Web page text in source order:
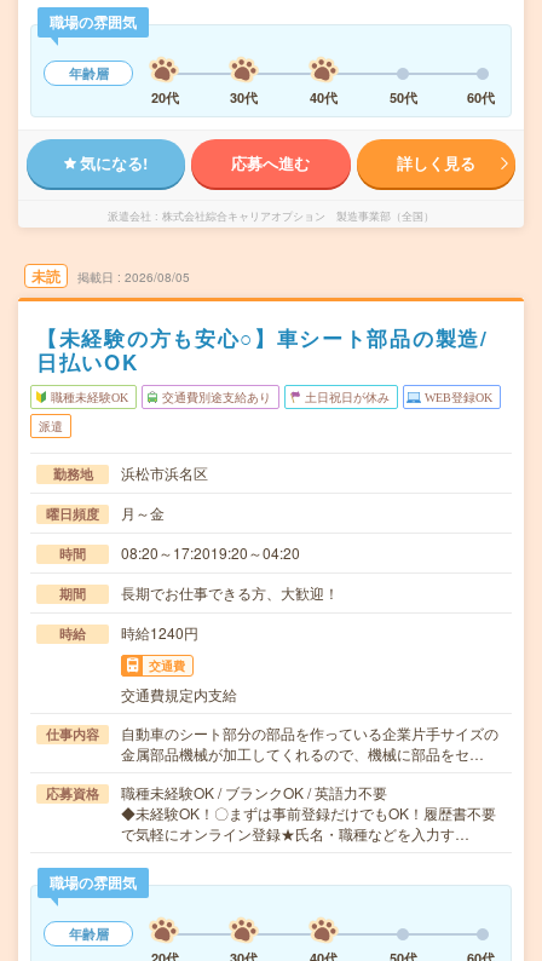
職場の雰囲気
年齢層
20代
30代 40代 50代 60代
気になる! 応募へ進む 詳しく見る
派遣会社 株式会社綜合キャリアオプション 製造事業部（全国）
未読 掲載日 2026/08/05
【未経験の方も安心○】車シート部品の製造/
日払いOK
職種未経験OK 交通費別途支給あり 土日祝日が休み WEB登録OK
派遣
勤務地 浜松市浜名区
曜日頻度 月～金
時間 08:20～17:2019:20～04:20
期間 長期でお仕事できる方、大歓迎！
時給 時給1240円
交通費
交通費規定内支給
仕事内容
自動車のシート部分の部品を作っている企業片手サイズの
金属部品機械が加工してくれるので、機械に部品をセ…
応募資格
職種未経験OK / ブランクOK / 英語力不要
◆未経験OK！〇まずは事前登録だけでもOK！履歴書不要
で気軽にオンライン登録★氏名・職種などを入力す…
職場の雰囲気
年齢層